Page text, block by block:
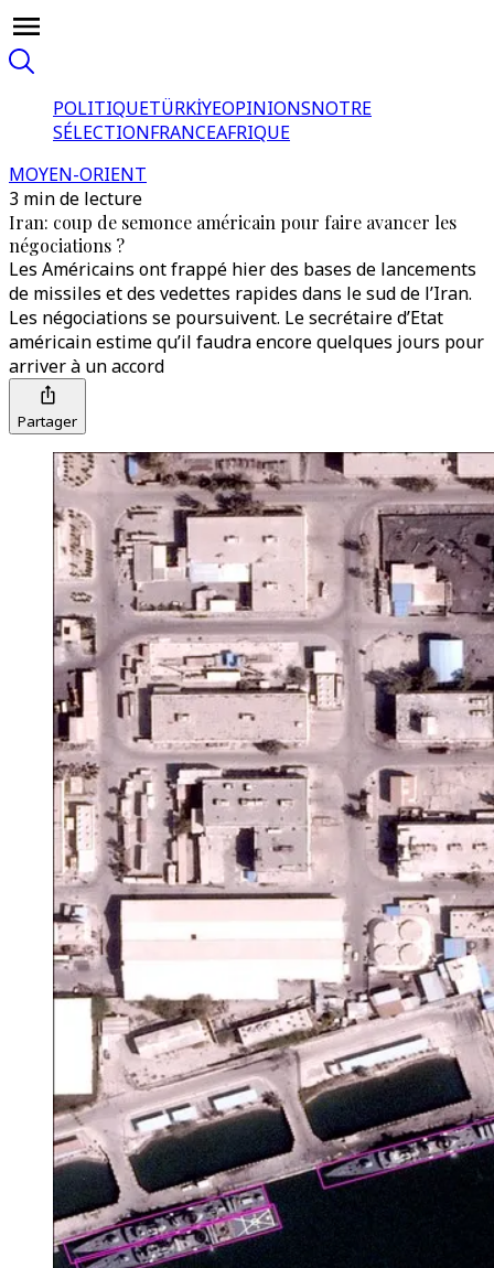
POLITIQUETÜRKİYEOPINIONSNOTRE
SÉLECTIONFRANCEAFRIQUE
MOYEN-ORIENT
3 min de lecture
Iran: coup de semonce américain pour faire avancer les
négociations ?
Les Américains ont frappé hier des bases de lancements
de missiles et des vedettes rapides dans le sud de l’Iran.
Les négociations se poursuivent. Le secrétaire d’Etat
américain estime qu’il faudra encore quelques jours pour
arriver à un accord
Partager